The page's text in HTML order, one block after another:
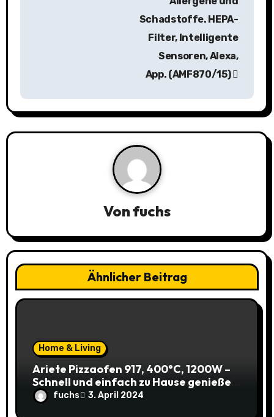
a
v
i
n
Schadstoffe. HEPA-
Filter, Intelligente
Sensoren, Alexa,
App. (AMF870/15)
Vonfuchs
Ähnlicher Beitrag
Home & Living
Ariete Pizzaofen 917, 400°C, 1200W –
Schnell und einfach zu Hause genießen!
(Prime)
fuchs 3. April 2024